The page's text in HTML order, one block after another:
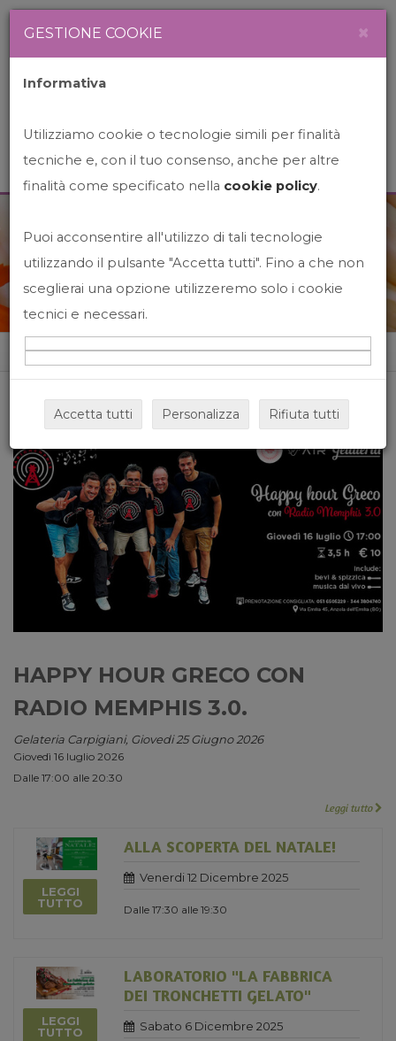
News&Events
Home News&events
HAPPY HOUR GRECO CON
RADIO MEMPHIS 3.0.
Gelateria Carpigiani, Giovedi 25 Giugno 2026
Giovedì 16 luglio 2026
Dalle 17:00 alle 20:30
Leggi tutto
LEGGI
TUTTO
ALLA SCOPERTA DEL NATALE!
Venerdi 12 Dicembre 2025
Dalle 17:30 alle 19:30
LEGGI
TUTTO
LABORATORIO "LA FABBRICA
DEI TRONCHETTI GELATO"
Sabato 6 Dicembre 2025
GESTIONE COOKIE ×
Informativa
Utilizziamo cookie o tecnologie simili per finalità
tecniche e, con il tuo consenso, anche per altre
finalità come specificato nella cookie policy.
Puoi acconsentire all'utilizzo di tali tecnologie
utilizzando il pulsante "Accetta tutti". Fino a che non
sceglierai una opzione utilizzeremo solo i cookie
tecnici e necessari.
Accetta tutti Personalizza Rifiuta tutti